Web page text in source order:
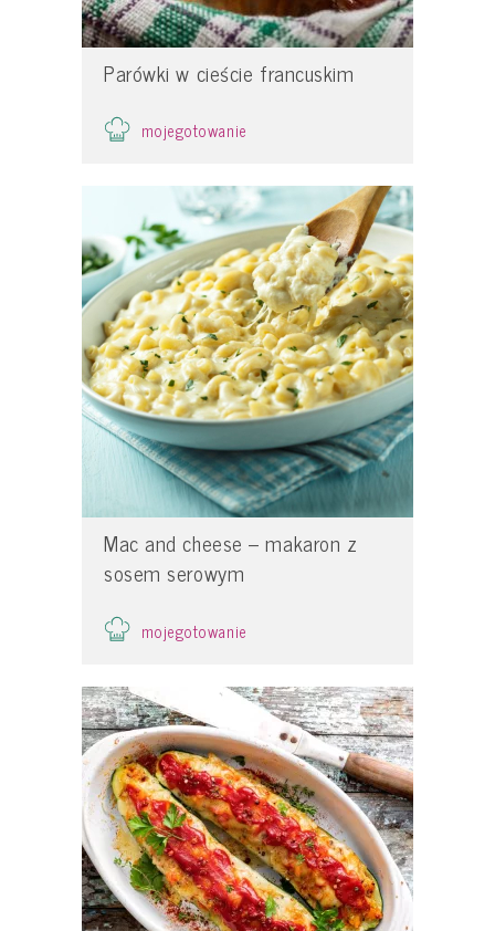
Parówki w cieście francuskim
mojegotowanie
Mac and cheese – makaron z
sosem serowym
mojegotowanie